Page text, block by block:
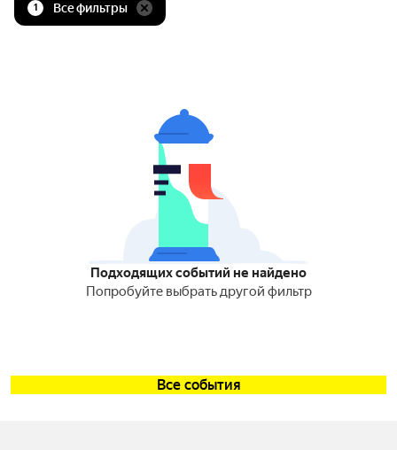
1 Все фильтры
Подходящих событий не найдено
Попробуйте выбрать другой фильтр
Все события